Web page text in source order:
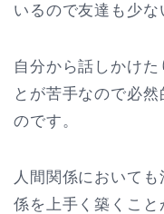
いるので友達も少な
自分から話しかけ
とが苦手なので必
のです。
人間関係において
係を上手く築くこと